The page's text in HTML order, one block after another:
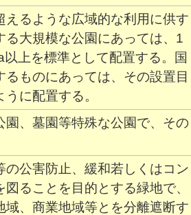
るような広域的な利用に供す
る大規模な公園にあっては、1
上を標準として配置する。国
ものにあっては、その設置目
に配置する。
園、墓園等特殊な公園で、その
公害防止、緩和若しくはコン
ることを目的とする緑地で、
、商業地域等とを分離遮断す